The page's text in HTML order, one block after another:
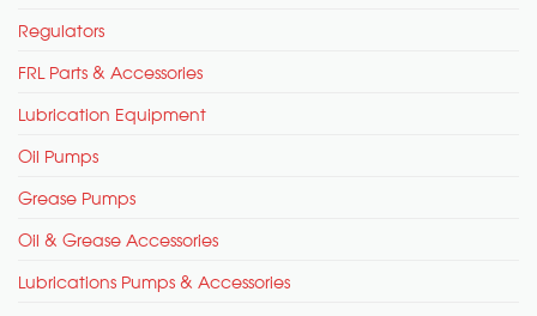
Regulators
FRL Parts & Accessories
Lubrication Equipment
Oil Pumps
Grease Pumps
Oil & Grease Accessories
Lubrications Pumps & Accessories